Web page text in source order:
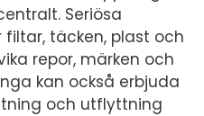
Seriösa
täcken, plast och
repor, märken och
kan också erbjuda
och utflyttning